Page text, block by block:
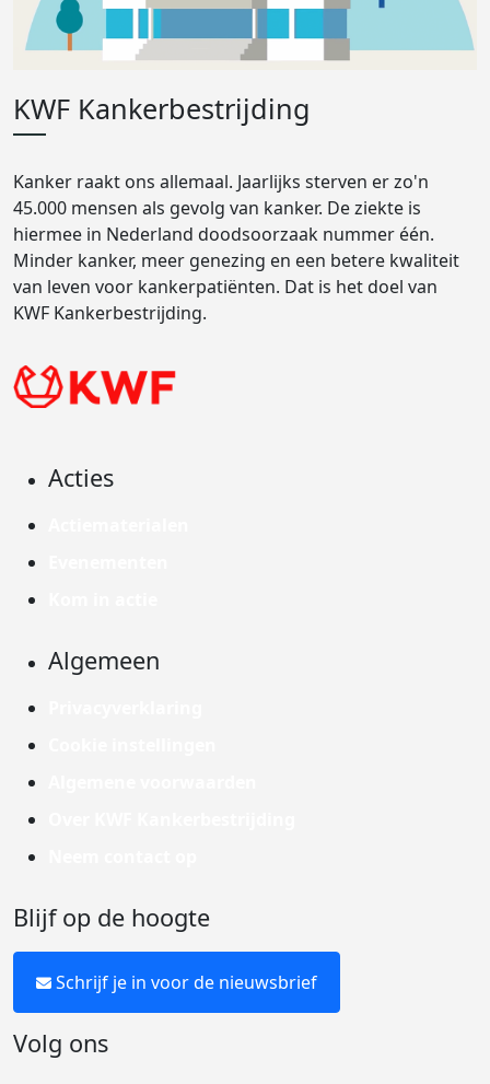
KWF Kankerbestrijding
Kanker raakt ons allemaal. Jaarlijks sterven er zo'n
45.000 mensen als gevolg van kanker. De ziekte is
hiermee in Nederland doodsoorzaak nummer één.
Minder kanker, meer genezing en een betere kwaliteit
van leven voor kankerpatiënten. Dat is het doel van
KWF Kankerbestrijding.
Acties
Algemeen
Blijf op de hoogte
Schrijf je in voor de nieuwsbrief
Volg ons